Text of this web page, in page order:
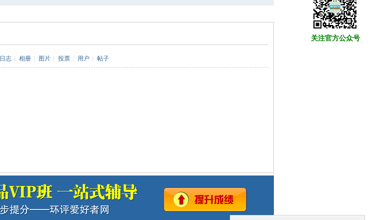
日志 相册 图片 投票 用户 帖子
关注官方公众号